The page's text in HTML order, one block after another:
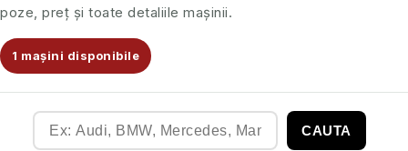
poze, preț și toate detaliile mașinii.
1 mașini disponibile
CAUTA